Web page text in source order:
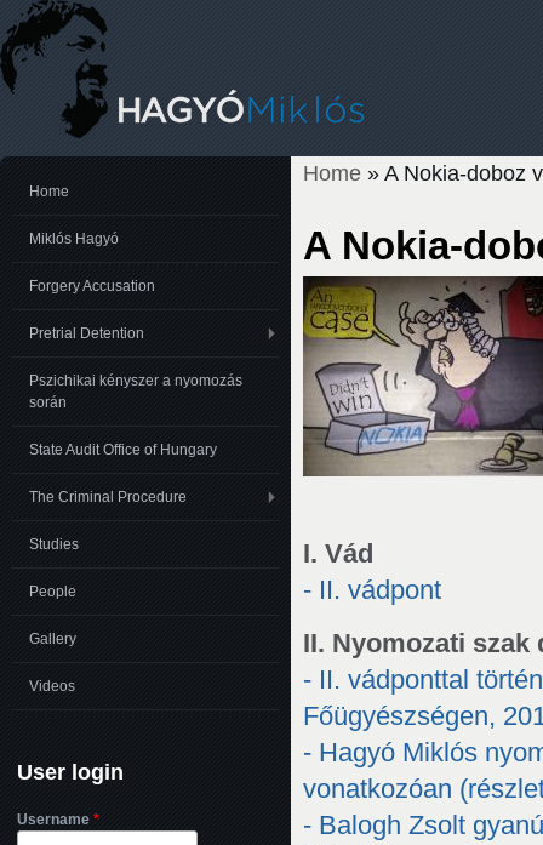
Home » A Nokia-doboz
A Nokia-
I. Vád
- II. vádpont
II. Nyomozati szak
- II. vádponttal
Főügyészségen,
- Hagyó Miklós
vonatkozóan
- Balogh Zsolt
Home
Miklós Hagyó
Forgery Accusation
Pretrial Detention
Pszichikai kényszer a nyomozás
során
State Audit Office of Hungary
The Criminal Procedure
Studies
People
Gallery
Videos
User login
Username *